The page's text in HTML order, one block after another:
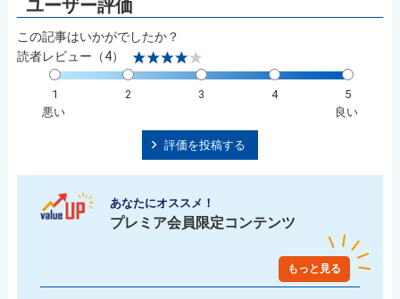
この記事はいかがでしたか？
読者レビュー（4）
1 2 3 4
5
悪い
良い
評価を投稿する
あなたにオススメ！
プレミア会員限定コンテンツ
もっと見る